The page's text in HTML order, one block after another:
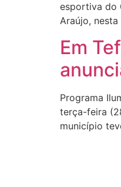
esportiva do
Araújo,
Em
Programa
terça-feira
município